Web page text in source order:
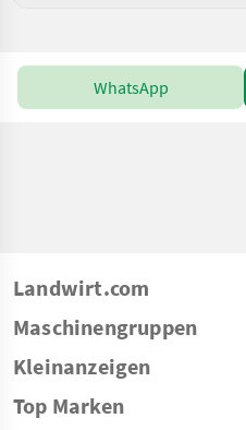
WhatsApp
Landwirt.com
Maschinengruppen
Kleinanzeigen
Top Marken